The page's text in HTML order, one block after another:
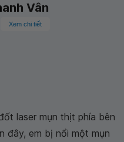
Vân
Xem chi tiết
laser mụn thịt phía bên
đây, em bị nổi một mụn